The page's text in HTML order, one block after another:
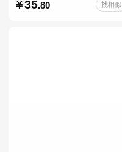
35.80 找相似